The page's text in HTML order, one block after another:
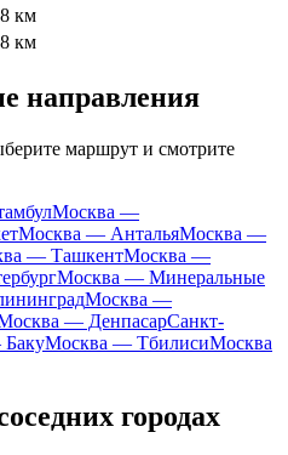
км
км
направления
маршрут и смотрите
Москва —
Москва — АнтальяМосква —
— ТашкентМосква —
Москва — Минеральные
Москва —
— ДенпасарСанкт-
Москва — ТбилисиМосква
городах